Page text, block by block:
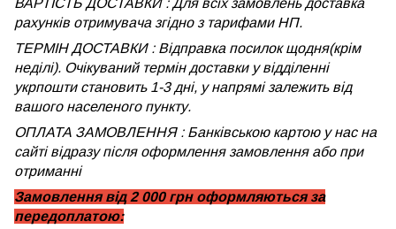
ВАРТІСТЬ ДОСТАВКИ : Для всіх замовлень доставка
рахунків отримувача згідно з тарифами НП.
ТЕРМІН ДОСТАВКИ : Відправка посилок щодня(крім
неділі). Очікуваний термін доставки у відділенні
укрпошти становить 1-3 дні, у напрямі залежить від
вашого населеного пункту.
ОПЛАТА ЗАМОВЛЕННЯ : Банківською картою у нас на
сайті відразу після оформлення замовлення або при
отриманні
Замовлення від 2 000 грн оформляються за
передоплатою: